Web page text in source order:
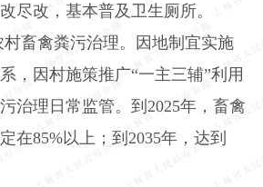
尽改，基本普及卫生厕所。
畜禽粪污治理。因地制宜实施
，因村施策推广“一主三辅”利用
治理日常监管。到 2025年，畜禽
在85%以上；到 2035年，达到